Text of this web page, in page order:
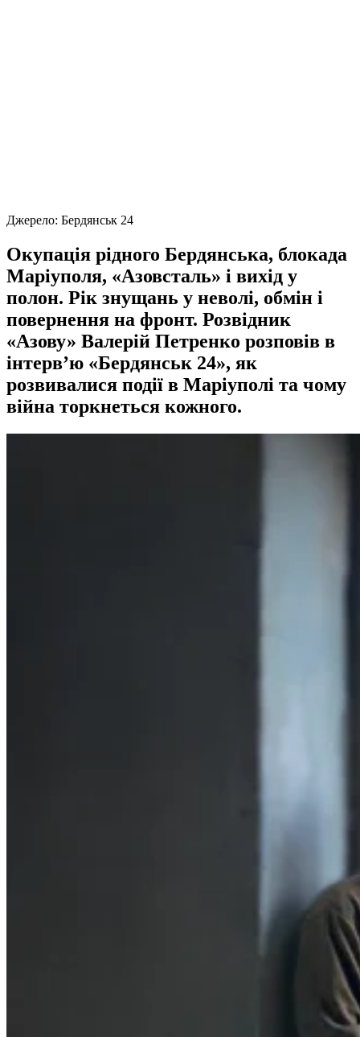
Джерело: Бердянськ 24
Окупація рідного Бердянська, блокада
Маріуполя, «Азовсталь» і вихід у
полон. Рік знущань у неволі, обмін і
повернення на фронт. Розвідник
«Азову» Валерій Петренко розповів в
інтерв’ю «Бердянськ 24», як
розвивалися події в Маріуполі та чому
війна торкнеться кожного.